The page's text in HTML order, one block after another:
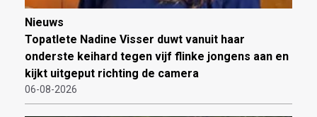
Nieuws
Topatlete Nadine Visser duwt vanuit haar
onderste keihard tegen vijf flinke jongens aan en
kijkt uitgeput richting de camera
06-08-2026